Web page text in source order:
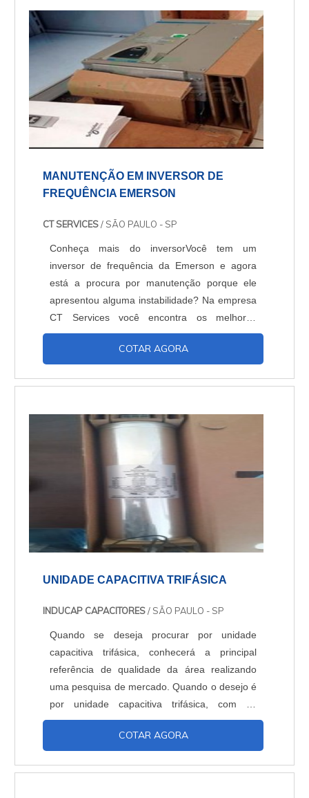
MANUTENÇÃO EM INVERSOR DE
FREQUÊNCIA EMERSON
CT SERVICES/ SÃO PAULO - SP
Conheça mais do inversorVocê tem um
inversor de frequência da Emerson e agora
está a procura por manutenção porque ele
apresentou alguma instabilidade? Na empresa
CT Services você encontra os melhores
serviços de manutenção em inversor de
frequência emerson. Um inversor de
utilizados a todas a empresas que atuam com
o motor de maquinários com tecnologia ...
COTAR AGORA
UNIDADE CAPACITIVA TRIFÁSICA
INDUCAP CAPACITORES/ SÃO PAULO - SP
Quando se deseja procurar por unidade
capacitiva trifásica, conhecerá a principal
referência de qualidade da área realizando
uma pesquisa de mercado. Quando o desejo é
por unidade capacitiva trifásica, com os
profissionais da Inducap Capacitores o cliente
encontrará proteção com assessoria técnica
UNIDADE CAPACITIVA TRIFÁSICA A Inducap
COTAR AGORA